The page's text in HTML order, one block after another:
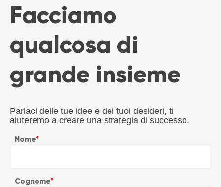
Facciamo
qualcosa di
grande insieme
Parlaci delle tue idee e dei tuoi desideri, ti
aiuteremo a creare una strategia di successo.
Nome*
Cognome*